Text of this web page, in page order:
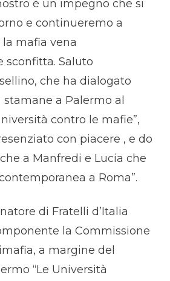
è un impegno che si
e continueremo a
mafia vena
Saluto
che ha dialogato
a Palermo al
contro le mafie”,
con piacere , e do
a Manfredi e Lucia che
a Roma”.
di Fratelli d’Italia
la Commissione
a margine del
“Le Università